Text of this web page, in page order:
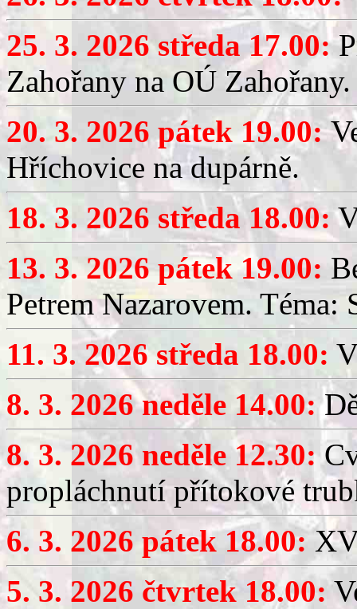
25. 3. 2026 středa 17.00:
Zahořany na OÚ Zahořany.
20. 3. 2026 pátek 19.00:
Hříchovice na dupárně.
18. 3. 2026 středa 18.00:
13. 3. 2026 pátek 19.00:
Petrem Nazarovem. Téma:
11. 3. 2026 středa 18.00:
8. 3. 2026 neděle 14.00:
8. 3. 2026 neděle 12.30:
propláchnutí přítokové
6. 3. 2026 pátek 18.00:
5. 3. 2026 čtvrtek 18.00: